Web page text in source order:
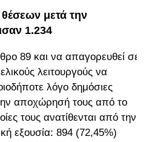
μετά την
1.234
89 και να απαγορευθεί σε
λειτουργούς να
λόγο δημόσιες
αποχώρησή τους από το
τους ανατίθενται από την
εξουσία: 894 (72,45%)